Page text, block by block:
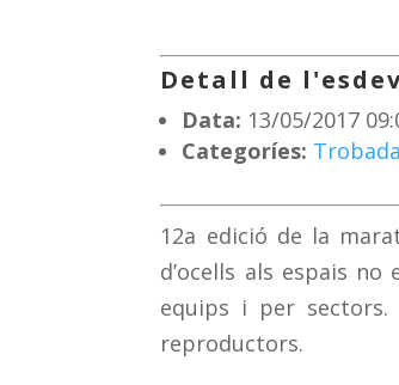
Detall de
Data: 13/05/2017
Categoríes: Trobada
12a edició de la
d’ocells als espais
equips i per sectors.
reproductors.